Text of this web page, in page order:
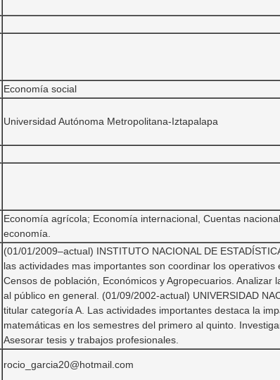
Economía social
Universidad Autónoma Metropolitana-Iztapalapa
Economía agrícola; Economía internacional, Cuentas
economía.
(01/01/2009–actual) INSTITUTO NACIONAL DE
las actividades mas importantes son coordinar los
Censos de población, Económicos y Agropecuarios.
al público en general. (01/09/2002-actual) UNIVERSIDAD
titular categoría A. Las actividades importantes destaca la
matemáticas en los semestres del primero al quinto.
Asesorar tesis y trabajos profesionales.
rocio_garcia20@hotmail.com